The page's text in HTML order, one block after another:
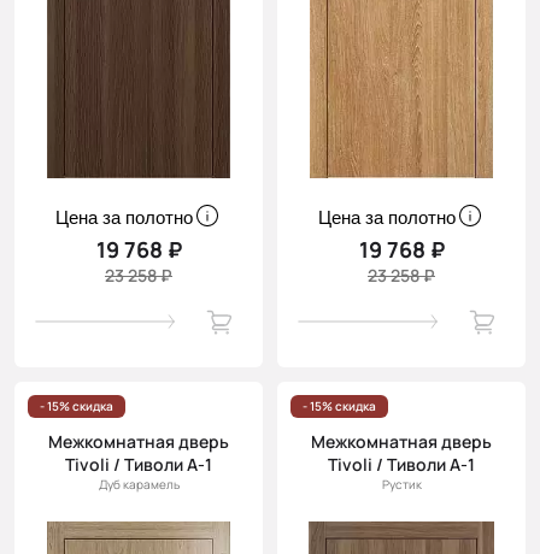
Цена за полотно
19 768 ₽
23 258 ₽
Цена за полотно
19 768 ₽
23 258 ₽
- 15% скидка
Межкомнатная дверь
Tivoli / Тиволи А-1
Дуб карамель
- 15% скидка
Межкомнатная дверь
Tivoli / Тиволи А-1
Рустик